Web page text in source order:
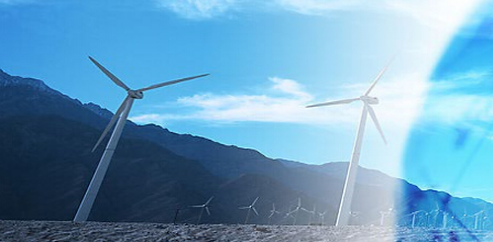
为什么说新能源微电网是未来的趋势 2015/09/14
当今电缆行业的困局 2015/09/11
电气设备行业:新能源逐步转好,电力设备业绩平稳 2015/